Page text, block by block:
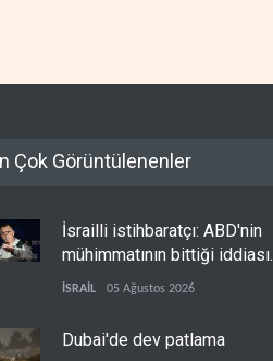
Çok Görüntülenenler
İsrailli istihbaratçı: ABD'nin
mühimmatının bittiği iddiası
bir iç kavga
İSRAİL 05 Ağustos 2026
Dubai'de dev patlama